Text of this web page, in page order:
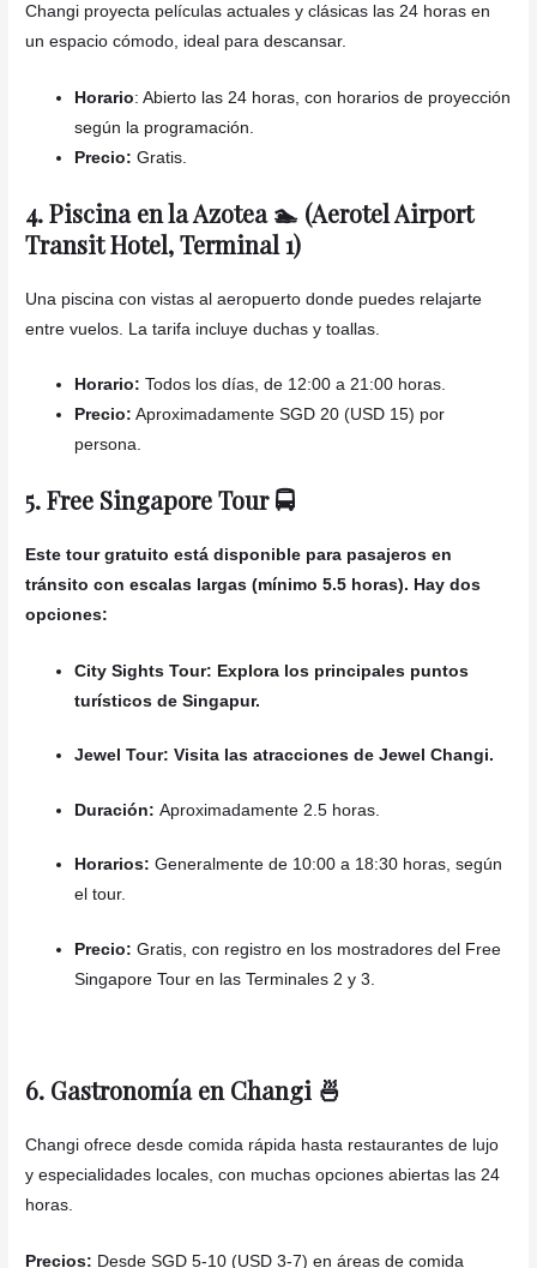
Changi proyecta películas actuales y clásicas las 24 horas en
un espacio cómodo, ideal para descansar.
Horario: Abierto las 24 horas, con horarios de proyección
según la programación.
Precio:Gratis.
4. Piscina en la Azotea 🏊 (Aerotel Airport
Transit Hotel, Terminal 1)
Una piscina con vistas al aeropuerto donde puedes relajarte
entre vuelos. La tarifa incluye duchas y toallas.
Horario: Todos los días, de 12:00 a 21:00 horas.
Precio: Aproximadamente SGD 20 (USD 15) por
persona.
5. Free Singapore Tour 🚍
Este tour gratuito está disponible para pasajeros en
tránsito con escalas largas (mínimo 5.5 horas). Hay dos
opciones:
City Sights Tour: Explora los principales puntos
turísticos de Singapur.
Jewel Tour: Visita las atracciones de Jewel Changi.
Duración:Aproximadamente 2.5 horas.
Horarios:Generalmente de 10:00 a 18:30 horas, según
el tour.
Precio:Gratis, con registro en los mostradores del Free
Singapore Tour en las Terminales 2 y 3.
6. Gastronomía en Changi 🍜
Changi ofrece desde comida rápida hasta restaurantes de lujo
y especialidades locales, con muchas opciones abiertas las 24
horas.
Precios: Desde SGD 5-10 (USD 3-7) en áreas de comida